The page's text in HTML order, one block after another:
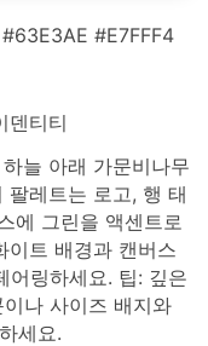
#E7FFF4
덴티티
늘 아래 가문비나무
팔레트는 로고, 행 태
에 그린을 액센트로
이트 배경과 캔버스
어링하세요. 팁: 깊은
나 사이즈 배지와
세요.